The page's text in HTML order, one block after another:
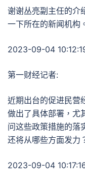
谢谢丛亮副主任的介
一下所在的新闻机构
2023-09-04
第一财经记者:
近期出台的促进民营
做出了具体部署，尤
问这些政策措施的落
还将从哪些方面发力
2023-09-04